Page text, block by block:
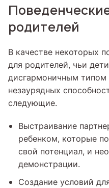
родителей
В качестве некоторых
для родителей, чьи
дисгармоничным типом
незаурядных
следующие.
Выстраивание
ребенком, которые
свой потенциал, и
демонстрации.
Создание условий